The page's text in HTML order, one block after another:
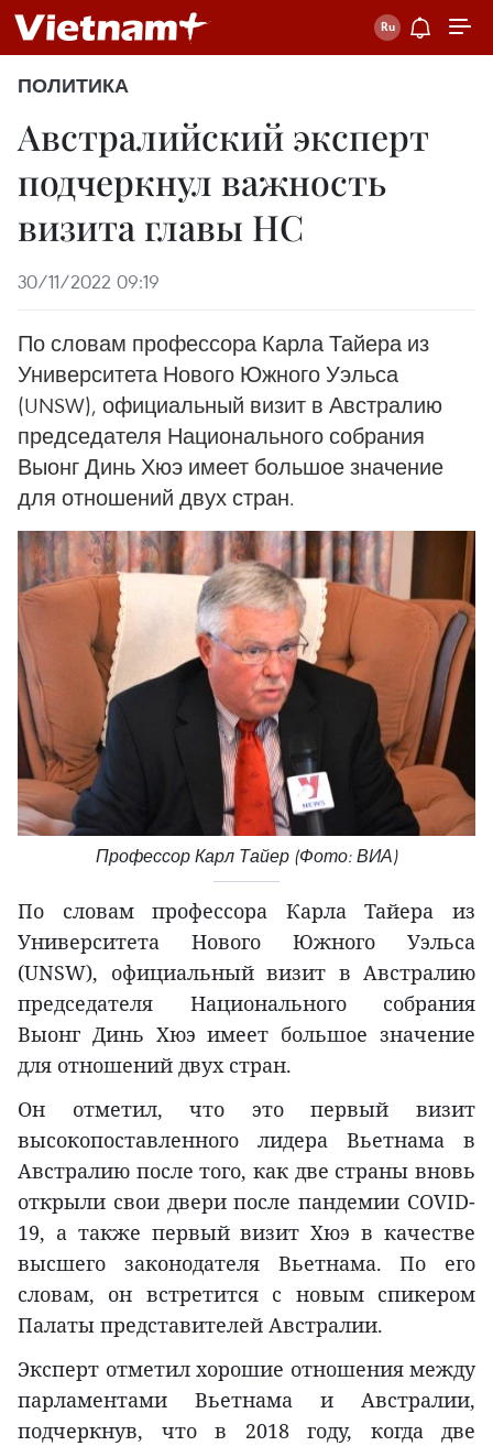
ПОЛИТИКА
Австралийский эксперт
подчеркнул важность
визита главы НС
30/11/2022 09:19
По словам профессора Карла Тайера из
Университета Нового Южного Уэльса
(UNSW), официальный визит в Австралию
председателя Национального собрания
Выонг Динь Хюэ имеет большое значение
для отношений двух стран.
Профессор Карл Тайер (Фото: ВИА)
По словам профессора Карла Тайера из
Университета Нового Южного Уэльса
(UNSW), официальный визит в Австралию
председателя Национального собрания
Выонг Динь Хюэ имеет большое значение
для отношений двух стран.
Он отметил, что это первый визит
высокопоставленного лидера Вьетнама в
Австралию после того, как две страны вновь
открыли свои двери после пандемии COVID-
19, а также первый визит Хюэ в качестве
высшего законодателя Вьетнама. По его
словам, он встретится с новым спикером
Палаты представителей Австралии.
Эксперт отметил хорошие отношения между
парламентами Вьетнама и Австралии,
подчеркнув, что в 2018 году, когда две